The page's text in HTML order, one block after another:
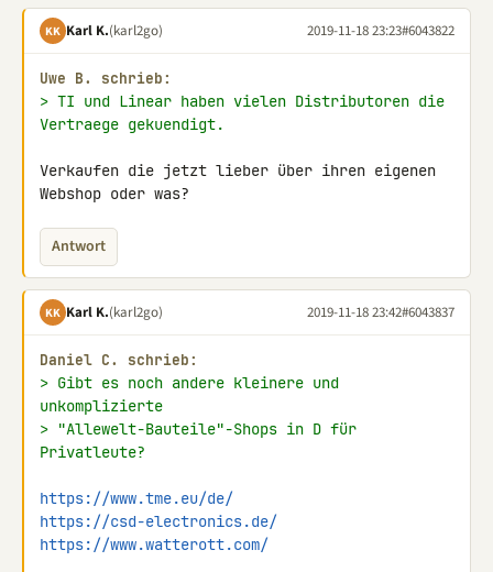
KK Karl K.(karl2go) 2019-11-18 23:23#6043822
Uwe B. schrieb:
> TI und Linear haben vielen Distributoren die
Vertraege gekuendigt.
Verkaufen die jetzt lieber über ihren eigenen
Webshop oder was?
Antwort
KK Karl K.(karl2go) 2019-11-18 23:42#6043837
Daniel C. schrieb:
> Gibt es noch andere kleinere und
unkomplizierte
> "Allewelt-Bauteile"-Shops in D für
Privatleute?
https://www.tme.eu/de/
https://csd-electronics.de/
https://www.watterott.com/